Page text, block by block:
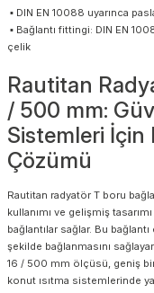
▪ DIN EN 10088 uyarınca
▪ Bağlantı fittingi: DIN EN
çelik
Rautitan
/ 500 mm:
Sistemleri İçin
Çözümü
Rautitan radyatör T boru
kullanımı ve gelişmiş
bağlantılar sağlar. Bu
şekilde bağlanmasını
16 / 500 mm ölçüsü, geniş
konut ısıtma sistemlerinde